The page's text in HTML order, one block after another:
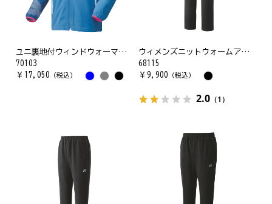
ユニ裏地付ウィンドウォーマーパーカー
70103
￥ 17,050 （税込）
ウィメンズニットウォームアップパンツ
68115
￥ 9,900 （税込）
2.0（1）